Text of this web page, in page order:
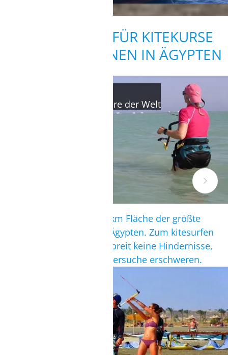
UNSERE TIPPS FÜR KITEKURSE
UND KITEN LERNEN IN ÄGYPTEN
eines der besten Lernreviere der Welt
Hier erwatet dich mit 1x2 km Fläche der größte
Stehbereich zum Kiten in Ägypten. Zum kitesurfen
Lernen ideal, da weit und breit keine Hindernisse,
die Dir Deine ersten Kite-Versuche erschweren.